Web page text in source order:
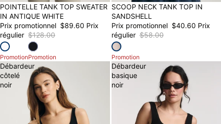
30% OFF
POINTELLE TANK TOP SWEATER
IN ANTIQUE WHITE
Prix promotionnel $89.60 Prix
régulier $128.00
PromotionPromotion
30% OFF
SCOOP NECK TANK TOP IN
SANDSHELL
Prix promotionnel $40.60 Prix
régulier $58.00
Promotion
Débardeur
côtelé
noir
Débardeur
basique
noir